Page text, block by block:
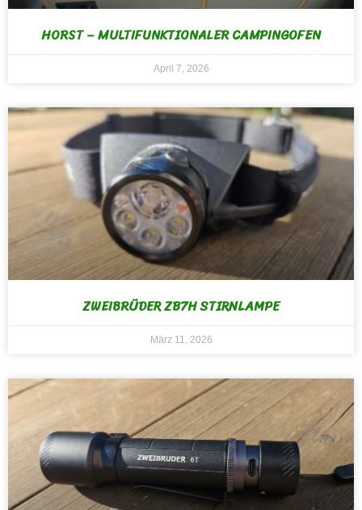
HORST – MULTIFUNKTIONALER CAMPINGOFEN
April 7, 2026
ZWEIBRÜDER ZB7H STIRNLAMPE
März 11, 2026